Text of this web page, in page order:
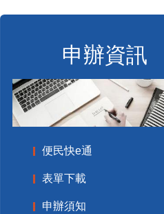
申辦資訊
便民快e通
表單下載
申辦須知